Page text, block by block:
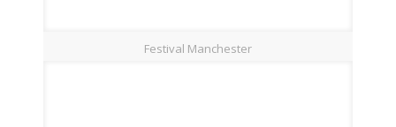
Festival Manchester